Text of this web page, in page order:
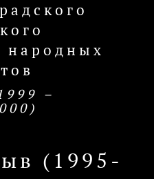
народных
–
(1995-